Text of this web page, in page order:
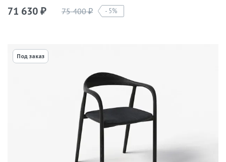
71 630 ₽ 75 400₽ 5%
Под заказ